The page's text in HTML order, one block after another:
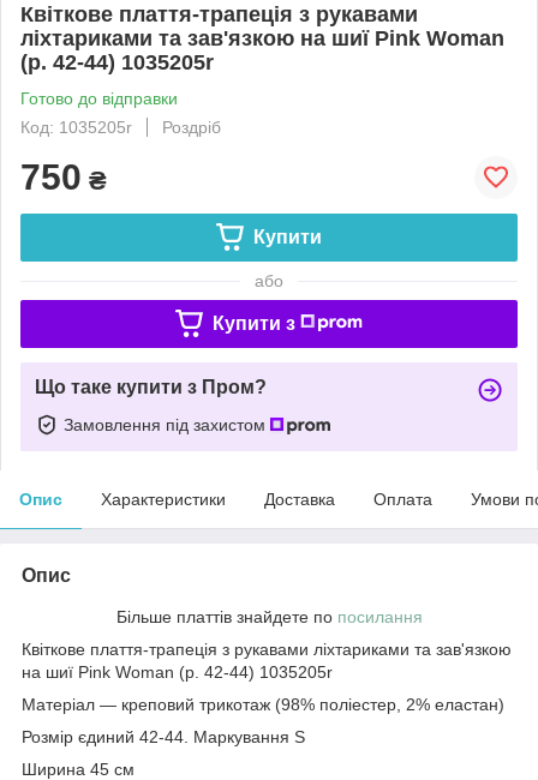
Квіткове плаття-трапеція з рукавами
ліхтариками та зав'язкою на шиї Pink Woman
(р. 42-44) 1035205r
Готово до відправки
Код: 1035205r
Роздріб
750 ₴
Купити
або
Купити з
Що таке купити з Пром?
Замовлення під захистом
Опис Характеристики Доставка Оплата Умови
Опис
Більше платтів знайдете по посилання
Квіткове плаття-трапеція з рукавами ліхтариками та зав'язкою
на шиї Pink Woman (р. 42-44) 1035205r
Матеріал — креповий трикотаж (98% поліестер, 2% еластан)
Розмір єдиний 42-44. Маркування S
Ширина 45 см